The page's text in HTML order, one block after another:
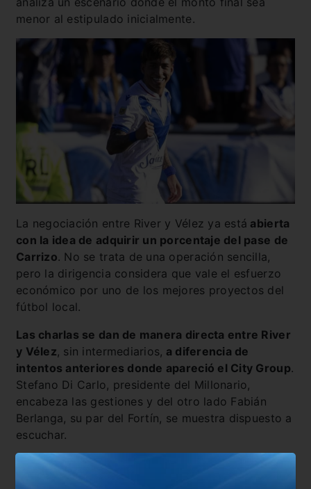
menor al estipulado inicialmente.
La negociación entre River y Vélez ya está abierta
con la idea de adquirir un porcentaje del pase de
Carrizo. No se trata de una operación sencilla,
pero la dirigencia considera que vale el esfuerzo
económico por uno de los mejores proyectos del
fútbol local.
Las charlas se dan de manera directa entre River
y Vélez, sin intermediarios, a diferencia de
intentos anteriores donde apareció el City Group.
Stefano Di Carlo, presidente del Millonario,
encabeza las gestiones y del otro lado Fabián
Berlanga, su par del Fortín, se muestra dispuesto a
escuchar.
El jugador ya dio el visto bueno y hasta se avanzó